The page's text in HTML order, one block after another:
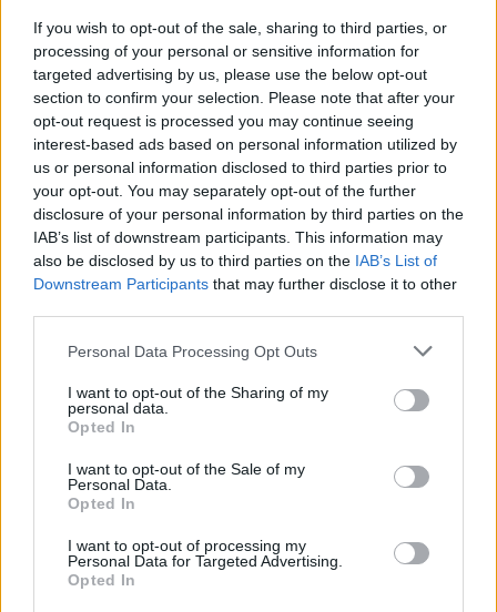
If you wish to opt-out of the sale, sharing to third parties, or
processing of your personal or sensitive information for
targeted advertising by us, please use the below opt-out
section to confirm your selection. Please note that after your
opt-out request is processed you may continue seeing
interest-based ads based on personal information utilized by
us or personal information disclosed to third parties prior to
your opt-out. You may separately opt-out of the further
disclosure of your personal information by third parties on the
IAB’s list of downstream participants. This information may
also be disclosed by us to third parties on the IAB’s List of
Downstream Participants that may further disclose it to other
Personal Data Processing Opt Outs
I want to opt-out of the Sharing of my
personal data.
Opted In
I want to opt-out of the Sale of my
Personal Data.
Opted In
I want to opt-out of processing my
Personal Data for Targeted Advertising.
Opted In
A tojás lehet az új
szuperélelmiszer?
Greendex Szemle
Jelentősen csökkentik az
agressziót az omega-3 zsírsavak
Greendex Szemle
Az éghajlatváltozás drámai
csökkenéshez vezethet az
esszenciális Omega-3 zsírsavak
tekintetében